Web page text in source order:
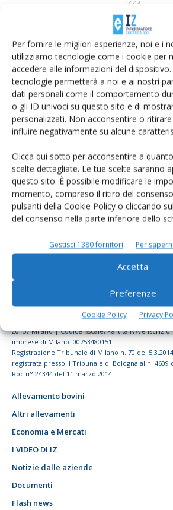
Per fornire le migliori esperienze, noi e i
utilizziamo tecnologie come i cookie per
accedere alle informazioni del
tecnologie permetterà a noi e ai nostri
dati personali come il comportamento
o gli ID univoci su questo sito e di
personalizzati. Non acconsentire o
influire negativamente su alcune
Clicca qui sotto per acconsentire a
scelte dettagliate. Le tue scelte saranno
questo sito. È possibile modificare le
momento, compreso il ritiro del
pulsanti della Cookie Policy o cliccando
del consenso nella parte inferiore dello
Gestisci 1380 fornitori Per
Accetta
Preferenze
Cookie Policy Privacy
Rimani aggiornato
© Tecniche Nuove Spa. Tutti i diritti riservati. Sede
20157 Milano | Codice fiscale, Partita IVA e
imprese di Milano: 00753480151
Registrazione Tribunale di Milano n. 70 del
registrata presso il Tribunale di Bologna al n. 4609
Roc n° 24344 del 11 marzo 2014
Allevamento bovini
Altri allevamenti
Economia e Mercati
I VIDEO DI IZ
Notizie dalle aziende
Documenti
Flash news